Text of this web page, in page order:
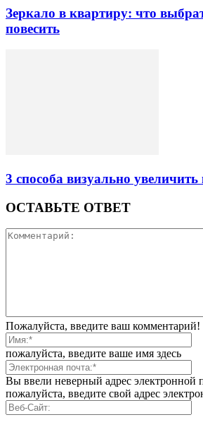
Зеркало в квартиру: что
повесить
3 способа визуально
ОСТАВЬТЕ ОТВЕТ
Пожалуйста, введите ваш комментарий!
пожалуйста, введите ваше имя здесь
Вы ввели неверный адрес электронной
пожалуйста, введите свой адрес